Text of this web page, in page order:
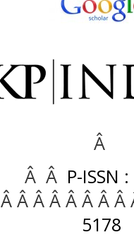
Â
Â Â P-ISSN
Â Â Â Â Â Â
5178